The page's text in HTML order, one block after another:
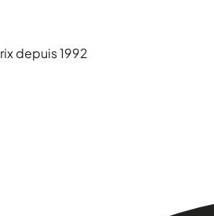
depuis 1992